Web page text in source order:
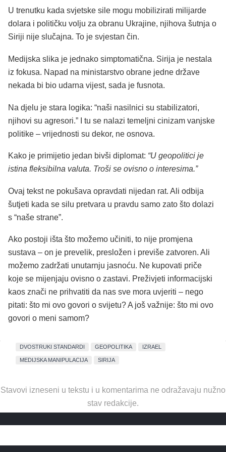
U trenutku kada svjetske sile mogu mobilizirati milijarde
dolara i političku volju za obranu Ukrajine, njihova šutnja o
Siriji nije slučajna. To je svjestan čin.
Medijska slika je jednako simptomatična. Sirija je nestala
iz fokusa. Napad na ministarstvo obrane jedne države
nekada bi bio udarna vijest, sada je fusnota.
Na djelu je stara logika: “naši nasilnici su stabilizatori,
njihovi su agresori.” I tu se nalazi temeljni cinizam vanjske
politike – vrijednosti su dekor, ne osnova.
Kako je primijetio jedan bivši diplomat: “U geopolitici je
istina fleksibilna valuta. Troši se ovisno o interesima.”
Ovaj tekst ne pokušava opravdati nijedan rat. Ali odbija
šutjeti kada se silu pretvara u pravdu samo zato što dolazi
s “naše strane”.
Ako postoji išta što možemo učiniti, to nije promjena
sustava – on je prevelik, presložen i previše zatvoren. Ali
možemo zadržati unutarnju jasnoću. Ne kupovati priče
koje se mijenjaju ovisno o zastavi. Preživjeti informacijski
kaos znači ne prihvatiti da nas sve mora uvjeriti – nego
pitati: što mi ovo govori o svijetu? A još važnije: što mi ovo
govori o meni samom?
DVOSTRUKI STANDARDI GEOPOLITIKA IZRAEL
MEDIJSKA MANIPULACIJA SIRIJA
Stavovi izneseni u tekstu i u komentarima ne odražavaju nužno
stav redakcije.